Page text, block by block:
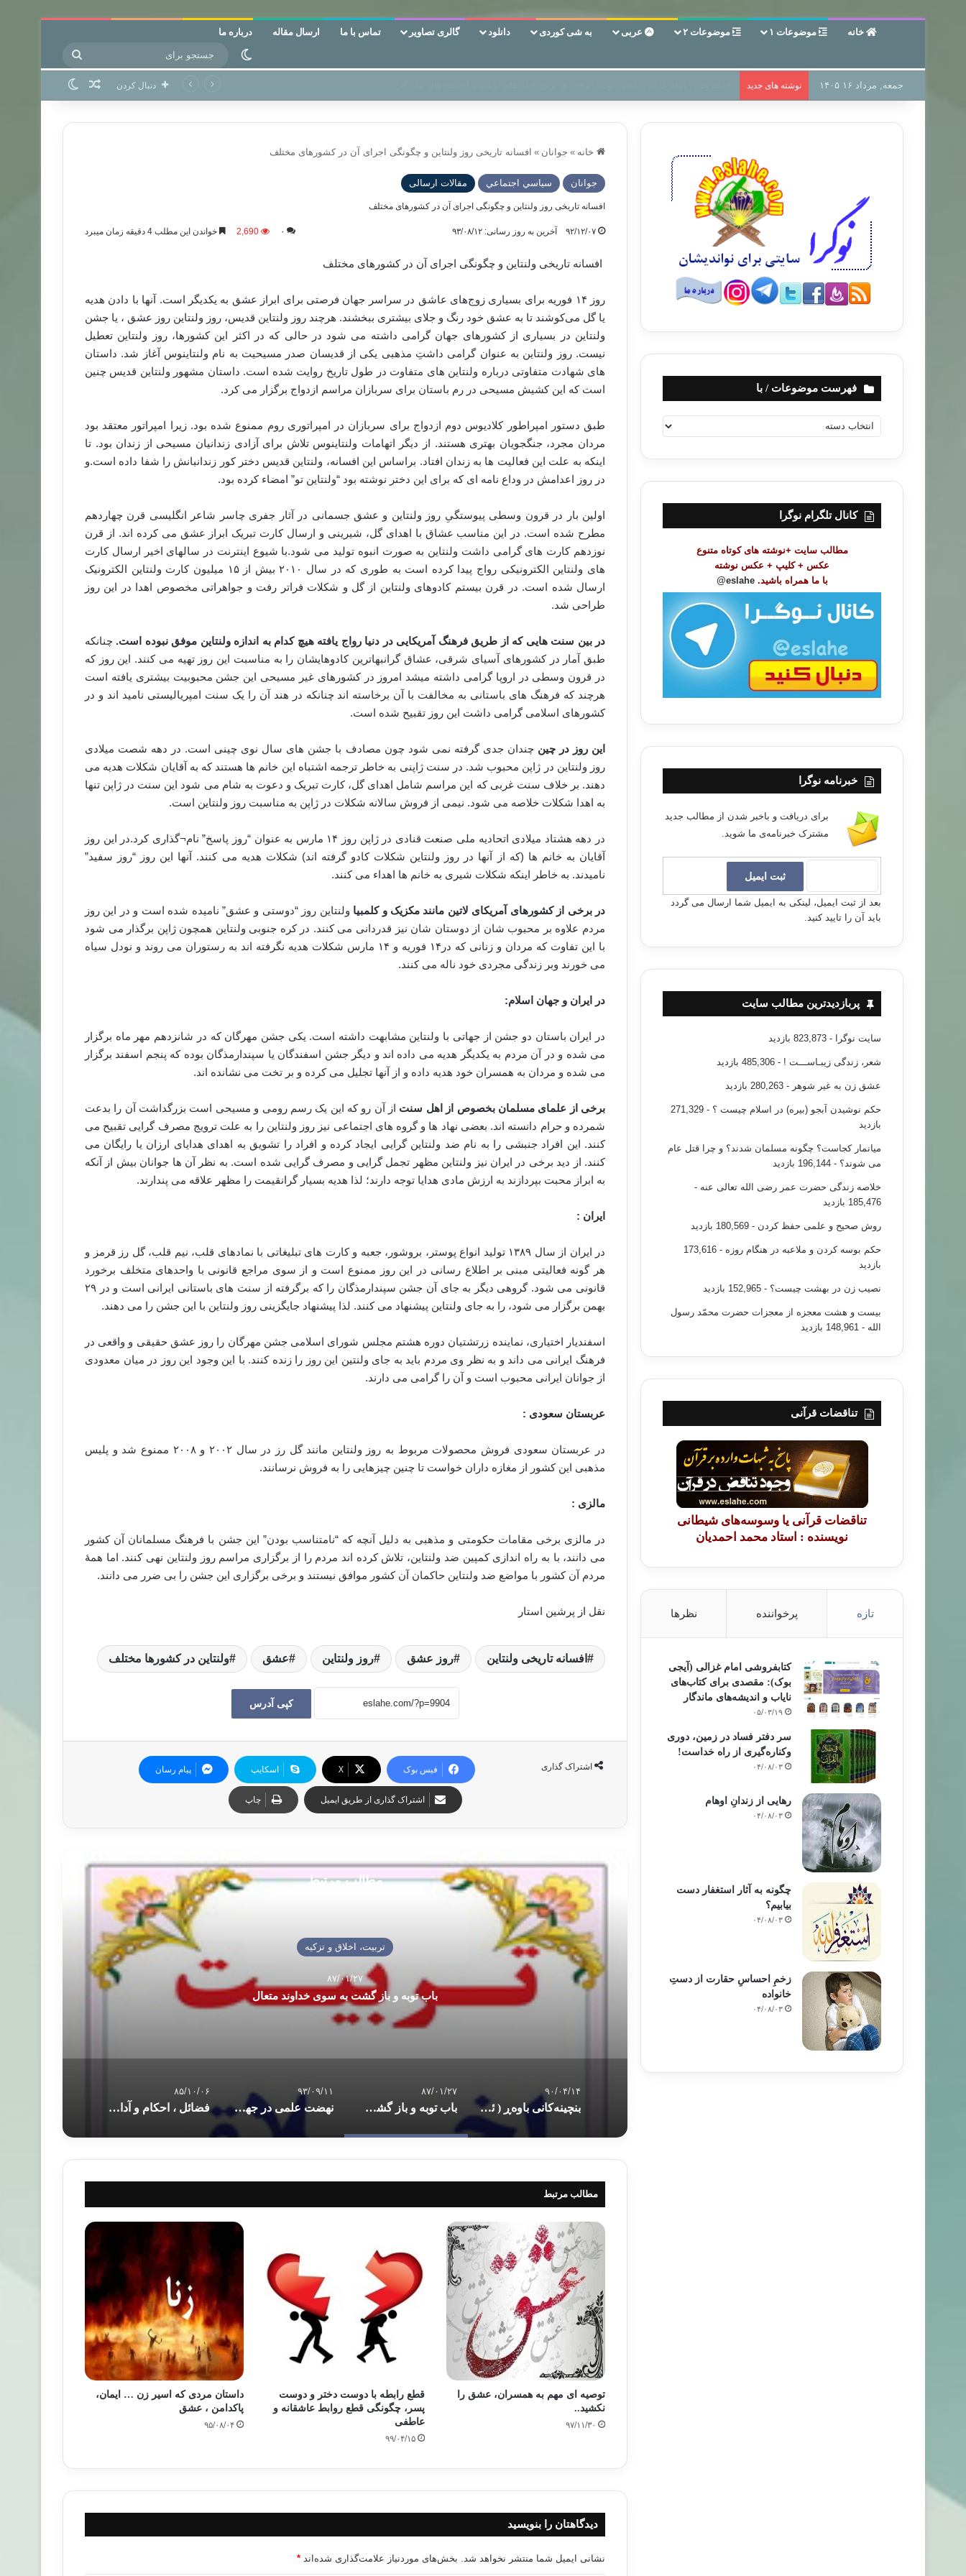
خانه موضوعات ۱ موضوعات ۲ عربی به شی کوردی دانلود گالری تصاویر تماس با ما ارسال مقاله درباره ما
تغییر پوسته
برای جمعه, مرداد ۱۶ ۱۴۰۵ نوشته های جدید دنبال کردن نوشته تصادفی
خانه » جوانان » افسانه تاریخی روز ولنتاین و چگونگی اجرای آن در کشورهای مختلف
جوانان سياسي اجتماعي مقالات ارسالی
افسانه تاریخی روز ولنتاین و چگونگی اجرای آن در کشورهای مختلف
۹۲/۱۲/۰۷ آخرین به روز رسانی: ۹۳/۰۸/۱۲ ۰ 2,690 خواندن این مطلب 4 دقیقه زمان میبرد
افسانه تاریخی ولنتاین و چگونگی اجرای آن در کشورهای مختلف
روز ۱۴ فوریه برای بسیاری زوج‌های عاشق در سراسر جهان فرصتی برای ابراز عشق به یکدیگر است. آنها با دادن هدیه
یا گل می‌کوشند تا به عشق خود رنگ و جلای بیشتری ببخشند. هرچند روز ولنتاین قدیس، روز ولنتاین روز عشق ، یا جشن
ولنتاین در بسیاری از کشورهای جهان گرامی داشته می شود در حالی که در اکثر این کشورها، روز ولنتاین تعطیل
نیست. روز ولنتاین به عنوان گرامی داشتِ مذهبی یکی از قدیسان صدر مسیحیت به نام ولنتاینوس آغاز شد. داستان
های شهادت متفاوتی درباره ولنتاین های متفاوت در طول تاریخ روایت شده است. داستان مشهور ولنتاین قدیس چنین
است که این کشیش مسیحی در رم باستان برای سربازان مراسم ازدواج برگزار می کرد.
طبق دستور امپراطور کلادیوس دوم ازدواج برای سربازان در امپراتوری روم ممنوع شده بود. زیرا امپراتور معتقد بود
مردان مجرد، جنگجویان بهتری هستند. از دیگر اتهامات ولنتاینوس تلاش برای آزادی زندانیان مسیحی از زندان بود. تا
اینکه به علت این فعالیت ها به زندان افتاد. براساس این افسانه، ولنتاین قدیس دختر کور زندانبانش را شفا داده است.و
در روز اعدامش در وداع نامه ای که برای این دختر نوشته بود “ولنتاین تو” امضاء کرده بود.
اولین بار در قرون وسطی پیوستگیِ روز ولنتاین و عشق جسمانی در آثار جفری چاسر شاعر انگلیسی قرن چهاردهم
مطرح شده است. در این مناسب عشاق با اهدای گل، شیرینی و ارسال کارت تبریک ابراز عشق می کرده اند. از قرن
نوزدهم کارت های گرامی داشت ولنتاین به صورت انبوه تولید می شود.با شیوع اینترنت در سالهای اخیر ارسال کارت
های ولنتاین الکترونیکی رواج پیدا کرده است به طوری که در سال ۲۰۱۰ بیش از ۱۵ میلیون کارت ولنتاین الکترونیک
ارسال شده است. در قرن بیستم کادوهای ولنتاین از گل و شکلات فراتر رفت و جواهراتی مخصوص اهدا در این روز
طراحی شد.
در بین سنت هایی که از طریق فرهنگ آمریکایی در دنیا رواج یافته هیچ کدام به اندازه ولنتاین موفق نبوده است. چنانکه
طبق آمار در کشورهای آسیای شرقی، عشاق گرانبهاترین کادوهایشان را به مناسبت این روز تهیه می کنند. این روز که
در قرون وسطی در اروپا گرامی داشته میشد امروز در کشورهای غیر مسیحی این جشن محبوبیت بیشتری یافته است
هرچند که فرهنگ های باستانی به مخالفت با آن برخاسته اند چنانکه در هند آن را یک سنت امپریالیستی نامید اند و در
کشورهای اسلامی گرامی داشت این روز تقبیح شده است.
این روز در چین چندان جدی گرفته نمی شود چون مصادف با جشن های سال نوی چینی است. در دهه شصت میلادی
روز ولنتاین در ژاپن محبوب شد. در سنت ژاپنی به خاطر ترجمه اشتباه این خانم ها هستند که به آقایان شکلات هدیه می
دهند. بر خلاف سنت غربی که این مراسم شامل اهدای گل، کارت تبریک و دعوت به شام می شود این سنت در ژاپن تنها
به اهدا شکلات خلاصه می شود. نیمی از فروش سالانه شکلات در ژاپن به مناسبت روز ولنتاین است.
در دهه هشتاد میلادی اتحادیه ملی صنعت قنادی در ژاپن روز ۱۴ مارس به عنوان “روز پاسخ” نام¬گذاری کرد.در این روز
آقایان به خانم ها (که از آنها در روز ولنتاین شکلات کادو گرفته اند) شکلات هدیه می کنند. آنها این روز “روز سفید”
نامیدند. به خاطر اینکه شکلات شیری به خانم ها اهداء می کنند.
در برخی از کشورهای آمریکای لاتین مانند مکزیک و کلمبیا ولنتاین روز “دوستی و عشق” نامیده شده است و در این روز
مردم علاوه بر محبوب شان از دوستان شان نیز قدردانی می کنند. در کره جنوبی ولنتاین همچون ژاپن برگذار می شود
با این تفاوت که مردان و زنانی که در۱۴ فوریه و ۱۴ مارس شکلات هدیه نگرفته اند به رستوران می روند و نودل سیاه
می خورند وبر زندگی مجردی خود ناله می کنند.
در ایران و جهان اسلام:
در ایران باستان دو جشن از جهاتی با ولنتاین مشابهت داشته است. یکی جشن مهرگان که در شانزدهم مهر ماه برگزار
می شده و در آن مردم به یکدیگر هدیه می داده اند و دیگر جشن اسفندگان یا سپندارمذگان بوده که پنجم اسفند برگزار
می شده و مردان به همسران خود هدیه داده و از آنها تجلیل می کرده و بر تخت می نشانده اند.
برخی از علمای مسلمان بخصوص از اهل سنت از آن رو که این یک رسم رومی و مسیحی است بزرگداشت آن را بدعت
شمرده و حرام دانسته اند. بعضی نهاد ها و گروه های اجتماعی نیز روز ولنتاین را به علت ترویج مصرف گرایی تقبیح می
کنند. این افراد جنبشی را به نام ضد ولنتاین گرایی ایجاد کرده و افراد را تشویق به اهدای هدایای ارزان یا رایگان می
کنند. از دید برخی در ایران نیز ولنتاین مظهر تجمل گرایی و مصرف گرایی شده است. به نظر آن ها جوانان بیش از آنکه
به ابراز محبت بپردازند به ارزش مادی هدایا توجه دارند؛ لذا هدیه بسیار گرانقیمت را مظهر علاقه می پندارند.
ایران :
در ایران از سال ۱۳۸۹ تولید انواع پوستر، بروشور، جعبه و کارت های تبلیغاتی با نمادهای قلب، نیم قلب، گل رز قرمز و
هر گونه فعالیتی مبنی بر اطلاع رسانی در این روز ممنوع است و از سوی مراجع قانونی با واحدهای متخلف برخورد
قانونی می شود. گروهی دیگر به جای آن جشن سپندارمذگان را که برگرفته از سنت های باستانی ایرانی است و در ۲۹
بهمن برگزار می شود، را به جای ولنتاین پیشنهاد می کنند. لذا پیشنهاد جایگزینی روز ولنتاین با این جشن را می دهند.
اسفندیار اختیاری، نماینده زرتشتیان دوره هشتم مجلس شورای اسلامی جشن مهرگان را روز عشق حقیقی و واقعی در
فرهنگ ایرانی می داند و به نظر وی مردم باید به جای ولنتین این روز را زنده کنند. با این وجود این روز در میان معدودی
از جوانان ایرانی محبوب است و آن را گرامی می دارند.
عربستان سعودی :
در عربستان سعودی فروش محصولات مربوط به روز ولنتاین مانند گل رز در سال ۲۰۰۲ و ۲۰۰۸ ممنوع شد و پلیس
مذهبی این کشور از مغازه داران خواست تا چنین چیزهایی را به فروش نرسانند.
مالزی :
در مالزی برخی مقامات حکومتی و مذهبی به دلیل آنچه که “نامتناسب بودن” این جشن با فرهنگ مسلمانان آن کشور
می دانند، با به راه اندازی کمپین ضد ولنتاین، تلاش کرده اند مردم را از برگزاری مراسم روز ولنتاین نهی کنند. اما همهٔ
مردم آن کشور با مواضع ضد ولنتاین حاکمان آن کشور موافق نیستند و برخی برگزاری این جشن را بی ضرر می دانند.
نقل از پرشین استار
افسانه تاریخی ولنتاین روز عشق روز ولنتاین عشق ولنتاین در کشورها مختلف
کپی آدرس
اشتراک گذاری فیس بوک X اسکایپ پیام رسان
اشتراک گذاری از طریق ایمیل چاپ
مطالب مرتبط
باوه‌ڕ ( ئیمان )
تربیت، اخلاق و تزکیه
۸۷/۰۱/۲۷
باب توبه و باز گشت به سوى خداوند متعال
۹۰/۰۴/۱۴
بنچینه‌كانی باوه‌ڕ ( ئیمان )
۸۷/۰۱/۲۷
باب توبه و باز گشت به سوى خداوند متعال
۹۳/۰۹/۱۱
نهضت علمی در جهان اسلام؛چالش ها و امید ها
۸۵/۱۰/۰۶
فضائل ، احکام و آداب ده روز اوّل قربان
مطالب مرتبط
توصیه ای مهم به همسران، عشق را
نکشید..
۹۷/۱۱/۳۰
قطع رابطه با دوست دختر و دوست
پسر، چگونگی قطع روابط عاشقانه و
عاطفی
۹۹/۰۴/۱۵
داستان مردی که اسیر زن … ایمان،
پاکدامن ، عشق
۹۵/۰۸/۰۴
دیدگاهتان را بنویسید
نشانی ایمیل شما منتشر نخواهد شد. بخش‌های موردنیاز علامت‌گذاری شده‌اند *
فهرست موضوعات / با
ه
ت
ض
کانال تلگرام نوگرا
مطالب سایت +نوشته های کوتاه متنوع
عکس + کلیپ + عکس نوشته
با ما همراه باشید. eslahe@
خبرنامه نوگرا
برای دریافت و باخبر شدن از مطالب جدید
مشترک خبرنامه‌ی ما شوید.
بعد از ثبت ایمیل، لینکی به ایمیل شما ارسال می گردد
باید آن را تایید کنید.
پربازدیدترین مطالب سایت
سایت نوگرا - 823,873 بازدید
شعر، زندگی زیبـاســـت ! - 485,306 بازدید
عشق زن به غیر شوهر - 280,263 بازدید
حکم نوشیدن آبجو (بیره) در اسلام چیست ؟
- 271,329
بازدید
میانمار کجاست؟ چگونه مسلمان شدند؟ و چرا قتل عام
می شوند؟ - 196,144 بازدید
خلاصه زندگی حضرت عمر رضی الله تعالی عنه -
185,476 بازدید
روش صحیح و علمی حفظ کردن - 180,569 بازدید
حکم بوسه کردن و ملاعبه در هنگام روزه
- 173,616
بازدید
نصیب زن در بهشت چیست؟ - 152,965 بازدید
بیست و هشت معجزه از معجزات حضرت محمّد رسول
الله - 148,961 بازدید
تناقضات قرآنی
تناقضات قرآنی یا وسوسه‌های شیطانی
نویسنده : استاد محمد احمدیان
تازه پرخواننده نظرها
کتابفروشی امام غزالی (آیجی
بوک): مقصدی برای کتاب‌های
نایاب و اندیشه‌های ماندگار
۰۵/۰۳/۱۹
سر دفتر فساد در زمین‌، دوری
وکناره‌گیری از راه خداست‌!
۰۴/۰۸/۰۳
رهایی از زندانِ اوهام
۰۴/۰۸/۰۳
چگونه به آثار استغفار دست
بیابیم؟
۰۴/۰۸/۰۳
زخمِ احساسِ حقارت از دستِ
خانواده
۰۴/۰۸/۰۳